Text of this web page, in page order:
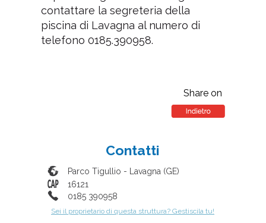
contattare la segreteria della
piscina di Lavagna al numero di
telefono 0185.390958.
Share on
Contatti
Parco Tigullio - Lavagna (GE)
16121
0185 390958
Sei il proprietario di questa struttura? Gestiscila tu!